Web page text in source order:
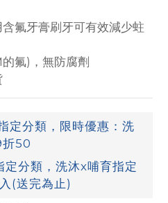
氟牙膏刷牙可有效減少蛀
氟)，無防腐劑
定分類，限時優惠：洗
50
定分類，洗沐x哺育指定
(送完為止)